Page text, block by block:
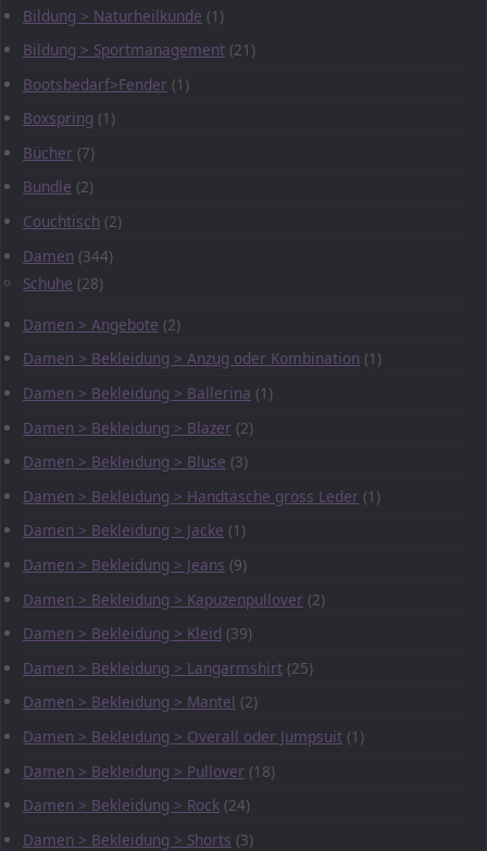
Bildung > Naturheilkunde (1)
Bildung > Sportmanagement (21)
Bootsbedarf>Fender (1)
Boxspring (1)
Bücher (7)
Bundle (2)
Couchtisch (2)
Damen (344)
Schuhe (28)
Damen > Angebote (2)
Damen > Bekleidung > Anzug oder Kombination (1)
Damen > Bekleidung > Ballerina (1)
Damen > Bekleidung > Blazer (2)
Damen > Bekleidung > Bluse (3)
Damen > Bekleidung > Handtasche gross Leder (1)
Damen > Bekleidung > Jacke (1)
Damen > Bekleidung > Jeans (9)
Damen > Bekleidung > Kapuzenpullover (2)
Damen > Bekleidung > Kleid (39)
Damen > Bekleidung > Langarmshirt (25)
Damen > Bekleidung > Mantel (2)
Damen > Bekleidung > Overall oder Jumpsuit (1)
Damen > Bekleidung > Pullover (18)
Damen > Bekleidung > Rock (24)
Damen > Bekleidung > Shorts (3)